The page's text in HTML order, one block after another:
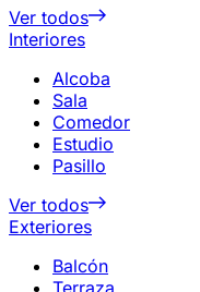
Ver todos
Interiores
Alcoba
Sala
Comedor
Estudio
Pasillo
Ver todos
Exteriores
Balcón
Terraza